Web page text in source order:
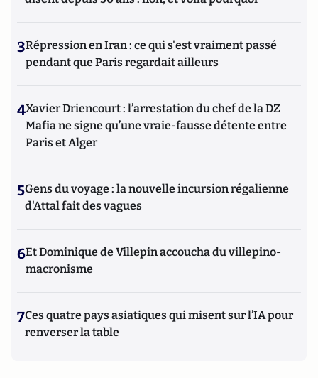
3Répression en Iran : ce qui s'est vraiment passé
pendant que Paris regardait ailleurs
4Xavier Driencourt : l’arrestation du chef de la DZ
Mafia ne signe qu’une vraie-fausse détente entre
Paris et Alger
5Gens du voyage : la nouvelle incursion régalienne
d'Attal fait des vagues
6Et Dominique de Villepin accoucha du villepino-
macronisme
7Ces quatre pays asiatiques qui misent sur l’IA pour
renverser la table